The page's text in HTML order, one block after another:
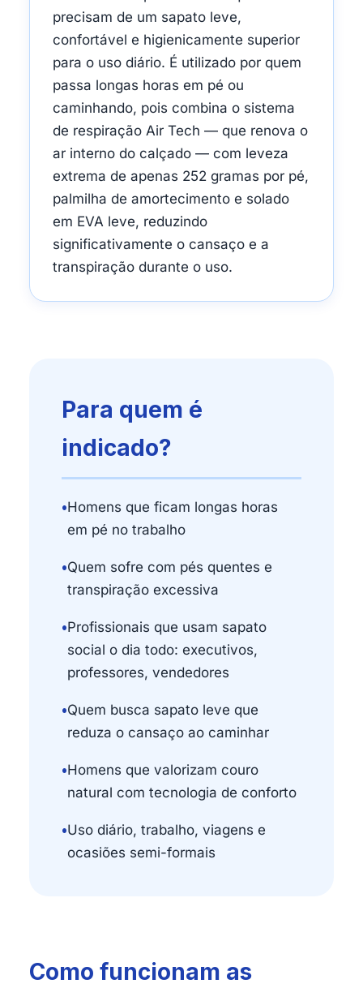
precisam de um sapato leve,
confortável e higienicamente superior
para o uso diário. É utilizado por quem
passa longas horas em pé ou
caminhando, pois combina o sistema
de respiração Air Tech — que renova o
ar interno do calçado — com leveza
extrema de apenas 252 gramas por pé,
palmilha de amortecimento e solado
em EVA leve, reduzindo
significativamente o cansaço e a
transpiração durante o uso.
Para quem é
indicado?
•Homens que ficam longas horas
em pé no trabalho
•Quem sofre com pés quentes e
transpiração excessiva
•Profissionais que usam sapato
social o dia todo: executivos,
professores, vendedores
•Quem busca sapato leve que
reduza o cansaço ao caminhar
•Homens que valorizam couro
natural com tecnologia de conforto
•Uso diário, trabalho, viagens e
ocasiões semi-formais
Como funcionam as